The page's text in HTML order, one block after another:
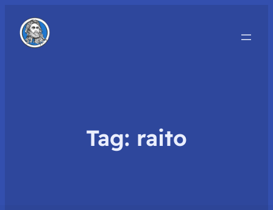
Tag: raito